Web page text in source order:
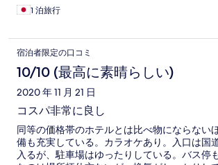
1 泊旅行
宿泊者限定の口コミ
10/10 (最高に素晴らしい)
2020 年 11 月 21 日
コスパ非常に良し
同等の価格帯のホテルとは比べ物にならない
備も充実している。カラオケあり。入口は国
入るが、駐車場はゆったりしている。バス停